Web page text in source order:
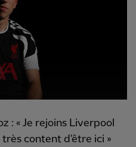
: « Je rejoins Liverpool
content d'être ici »